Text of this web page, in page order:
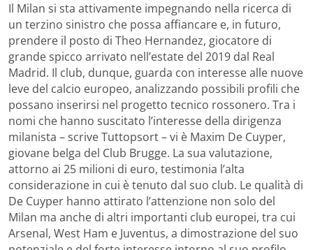
Il Milan si sta attivamente impegnando nella ricerca di
un terzino sinistro che possa affiancare e, in futuro,
prendere il posto di Theo Hernandez, giocatore di
grande spicco arrivato nell’estate del 2019 dal Real
Madrid. Il club, dunque, guarda con interesse alle nuove
leve del calcio europeo, analizzando possibili profili che
possano inserirsi nel progetto tecnico rossonero. Tra i
nomi che hanno suscitato l’interesse della dirigenza
milanista – scrive Tuttopsort – vi è Maxim De Cuyper,
giovane belga del Club Brugge. La sua valutazione,
attorno ai 25 milioni di euro, testimonia l’alta
considerazione in cui è tenuto dal suo club. Le qualità di
De Cuyper hanno attirato l’attenzione non solo del
Milan ma anche di altri importanti club europei, tra cui
Arsenal, West Ham e Juventus, a dimostrazione del suo